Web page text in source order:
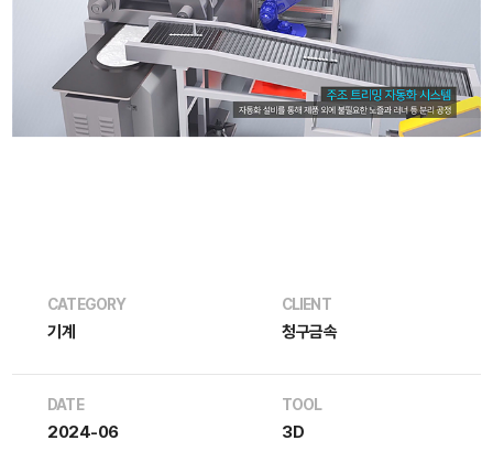
CATEGORY
기계
CLIENT
청구금속
DATE
2024-06
TOOL
3D